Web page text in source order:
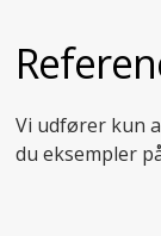
Vi udfører kun
du eksempler